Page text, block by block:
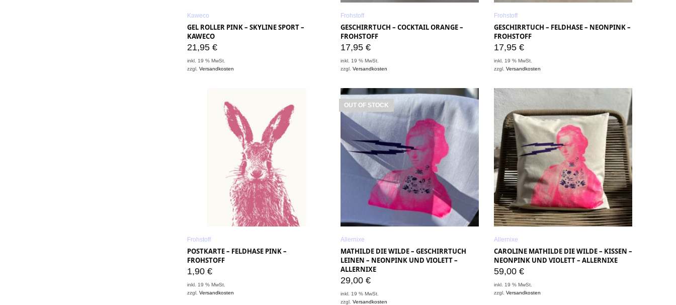
Kaweco
GEL ROLLER PINK – SKYLINE SPORT –
KAWECO
21,95 €
inkl. 19 % MwSt.
zzgl.Versandkosten
Frohstoff
GESCHIRRTUCH – COCKTAIL ORANGE –
FROHSTOFF
17,95 €
inkl. 19 % MwSt.
zzgl. Versandkosten
Frohstoff
GESCHIRRTUCH – FELDHASE – NEONPINK –
FROHSTOFF
17,95 €
inkl. 19 % MwSt.
zzgl. Versandkosten
Frohstoff
POSTKARTE – FELDHASE PINK –
FROHSTOFF
1,90 €
inkl. 19 % MwSt.
zzgl.Versandkosten
OUT OF STOCK
Allernixe
MATHILDE DIE WILDE – GESCHIRRTUCH
LEINEN – NEONPINK UND VIOLETT –
ALLERNIXE
29,00 €
inkl. 19 % MwSt.
zzgl. Versandkosten
Allernixe
CAROLINE MATHILDE DIE WILDE – KISSEN –
NEONPINK UND VIOLETT – ALLERNIXE
59,00 €
inkl. 19 % MwSt.
zzgl. Versandkosten